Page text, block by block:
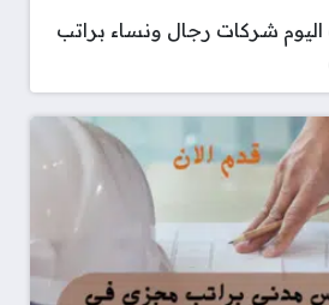
شركات رجال ونساء براتب